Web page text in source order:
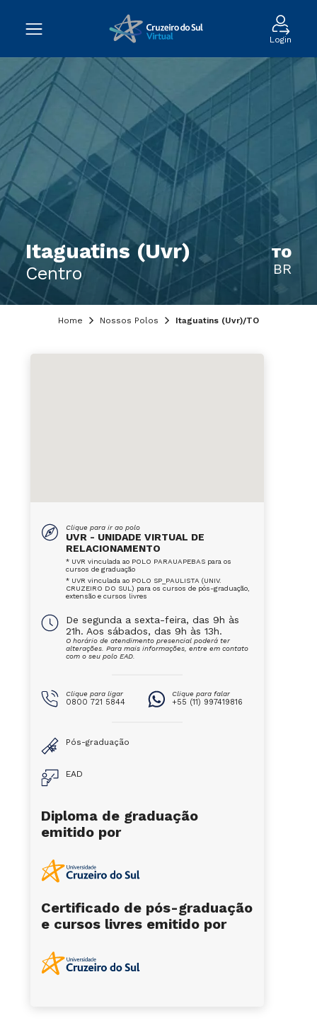
Login
Itaguatins (Uvr)
Centro
TO
BR
Home Nossos Polos Itaguatins (Uvr)/TO
Clique para ir ao polo
UVR - UNIDADE VIRTUAL DE
RELACIONAMENTO
* UVR vinculada ao POLO PARAUAPEBAS para os
cursos de graduação
* UVR vinculada ao POLO SP_PAULISTA (UNIV.
CRUZEIRO DO SUL) para os cursos de pós-graduação,
extensão e cursos livres
De segunda a sexta-feira, das 9h às
21h. Aos sábados, das 9h às 13h.
O horário de atendimento presencial poderá ter
alterações. Para mais informações, entre em contato
com o seu polo EAD.
Clique para ligar
0800 721 5844
Clique para falar
+55 (11) 997419816
Pós-graduação
EAD
Diploma de graduação
emitido por
Certificado de pós-graduação
e cursos livres emitido por